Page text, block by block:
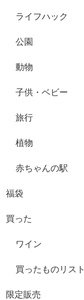
ライフハック
公園
動物
子供・ベビー
旅行
植物
赤ちゃんの駅
福袋
買った
ワイン
買ったものリスト
限定販売